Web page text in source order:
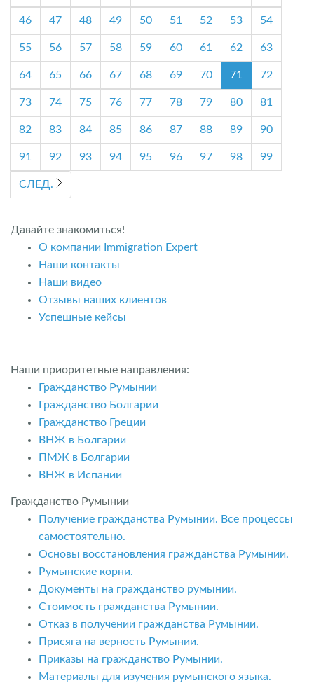
46 47 48 49 50 51 52 53 54
55 56 57 58 59 60 61 62 63
64 65 66 67 68 69 70 71 72
73 74 75 76 77 78 79 80 81
82 83 84 85 86 87 88 89 90
91 92 93 94 95 96 97 98 99
СЛЕД.
Давайте знакомиться!
О компании Immigration Expert
Наши контакты
Наши видео
Отзывы наших клиентов
Успешные кейсы
Наши приоритетные направления:
Гражданство Румынии
Гражданство Болгарии
Гражданство Греции
ВНЖ в Болгарии
ПМЖ в Болгарии
ВНЖ в Испании
Гражданство Румынии
Получение гражданства Румынии. Все процессы
самостоятельно.
Основы восстановления гражданства Румынии.
Румынские корни.
Документы на гражданство румынии.
Стоимость гражданства Румынии.
Отказ в получении гражданства Румынии.
Присяга на верность Румынии.
Приказы на гражданство Румынии.
Материалы для изучения румынского языка.